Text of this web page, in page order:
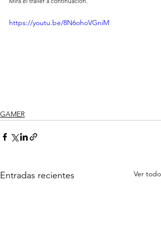
https://youtu.be/8N6ohoVGniM
GAMER
Entradas recientes Ver todo